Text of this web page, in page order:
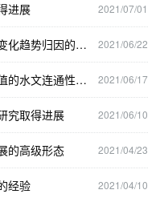
2021/07/01
进展
2021/06/22
非洲大陆径流的数据构建及其时空变化趋势归因的研究进展
2021/06/17
基于生态因子对水力学参数适应阈值的水文连通性评估取得进展
2021/06/10
究取得进展
2021/04/23
的高级形态
2021/04/10
经验